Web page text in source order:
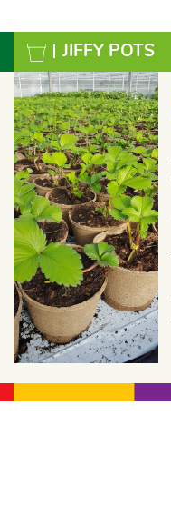
JIFFY POTS